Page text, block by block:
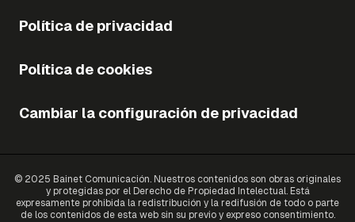
Política de privacidad
Política de cookies
Cambiar la configuración de privacidad
© 2025 Bainet Comunicación. Nuestros contenidos son obras originales
y protegidas por el Derecho de Propiedad Intelectual. Está
expresamente prohibida la redistribución y la redifusión de todo o parte
de los contenidos de esta web sin su previo y expreso consentimiento.